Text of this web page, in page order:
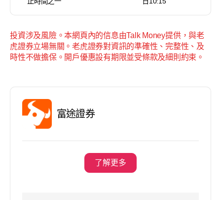
投資涉及風險。本網頁內的信息由Talk Money提供，與老
虎證券立場無關。老虎證券對資訊的準確性、完整性、及
時性不做擔保。開戶優惠設有期限並受條款及細則約束。
富途證券
了解更多